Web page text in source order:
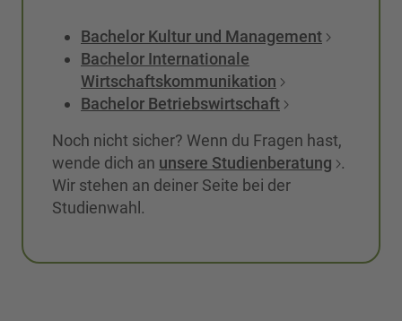
Bachelor Kultur und Management
Bachelor Internationale
Wirtschaftskommunikation
Bachelor Betriebswirtschaft
Noch nicht sicher? Wenn du Fragen hast,
wende dich an unsere Studienberatung .
Wir stehen an deiner Seite bei der
Studienwahl.